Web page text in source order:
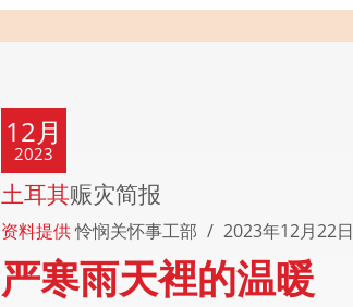
12月
2023
土耳其赈灾简报
资料提供怜悯关怀事工部 2023年12月22日
严寒雨天裡的温暖